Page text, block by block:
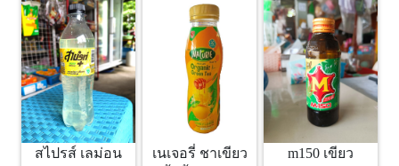
สไปรส์ เลม่อน
เนเจอรี่ ชาเขียว
m150 เขียว